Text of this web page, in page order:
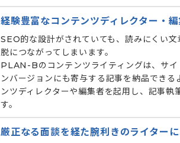
経験豊富なコンテンツディレクター・
SEO的な設計がされていても、読みにくい
脱につながってしまいます。
PLAN-Bのコンテンツライティングは、サ
ンバージョンにも寄与する記事を納品でき
ンツディレクターや編集者を起用し、記事
す。
厳正なる面談を経た腕利きのライター